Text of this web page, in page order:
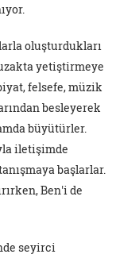
oluşturdukları
yetiştirmeye
felsefe, müzik
besleyerek
büyütürler.
iletişimde
başlarlar.
Ben'i de
seyirci